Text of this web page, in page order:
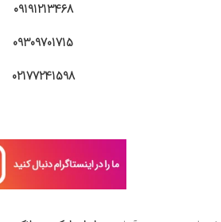
09191213468
09309701715
02177241598